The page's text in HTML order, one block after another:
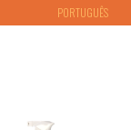
PORTUGUÊS